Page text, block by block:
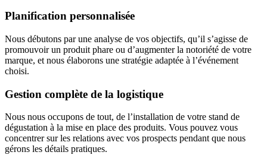
Planification personnalisée
Nous débutons par une analyse de vos objectifs, qu’il s’agisse de
promouvoir un produit phare ou d’augmenter la notoriété de votre
marque, et nous élaborons une stratégie adaptée à l’événement
choisi.
Gestion complète de la logistique
Nous nous occupons de tout, de l’installation de votre stand de
dégustation à la mise en place des produits. Vous pouvez vous
concentrer sur les relations avec vos prospects pendant que nous
gérons les détails pratiques.